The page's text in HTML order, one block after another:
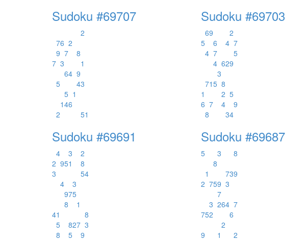
Sudoku #69707
2
76 2
9 7
8
7 3
1
64 9
5
43
5 1
146
2
51
Sudoku #69703
69
2
5
6 4 7
4 7
5
4 629
3
715 8
1
2 5
6 7 4
9
8
34
Sudoku #69691
4 3
2
2 951
8
3
54
4
3
975
8
1
41
8
5
827 3
8
5 9
Sudoku #69687
5 3
8
8
1
739
2 759 3
7
3 264 7
752
6
2
9
1 2